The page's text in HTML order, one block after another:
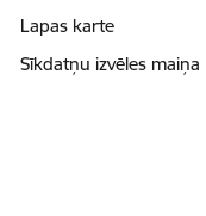
Lapas karte
Sīkdatņu izvēles maiņa